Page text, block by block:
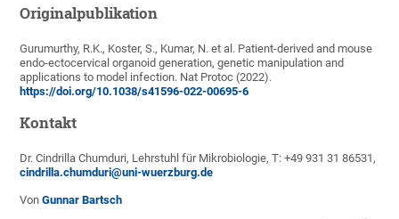
Originalpublikation
Gurumurthy, R.K., Koster, S., Kumar, N. et al. Patient-derived and mouse
endo-ectocervical organoid generation, genetic manipulation and
applications to model infection. Nat Protoc (2022).
https://doi.org/10.1038/s41596-022-00695-6
Kontakt
Dr. Cindrilla Chumduri, Lehrstuhl für Mikrobiologie, T: +49 931 31 86531,
cindrilla.chumduri@uni-wuerzburg.de
VonGunnar Bartsch